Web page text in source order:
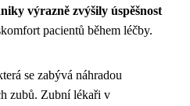
výrazně zvýšily úspěšnost
pacientů během léčby.
se zabývá náhradou
zubů. Zubní lékaři v